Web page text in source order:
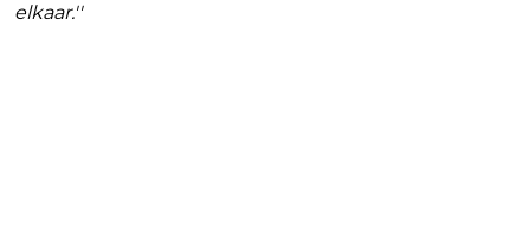
elkaar.''